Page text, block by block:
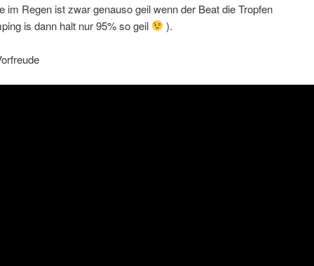
im Regen ist zwar genauso geil wenn der Beat die Tropfen
is dann halt nur 95% so geil
).